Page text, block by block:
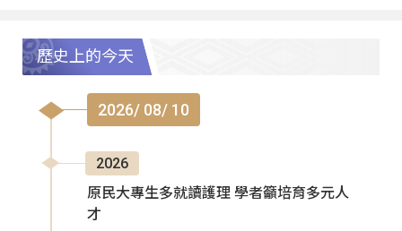
歷史上的今天
2026/ 08/ 10
2026
原民大專生多就讀護理 學者籲培育多元人
才